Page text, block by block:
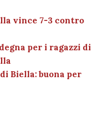
vince 7-3 contro
per i ragazzi di
Biella: buona per